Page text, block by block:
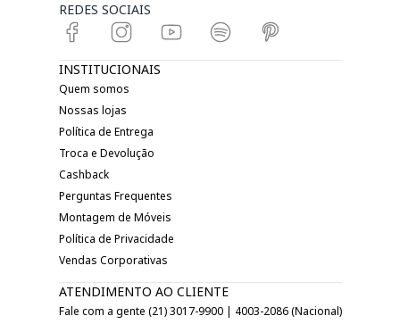
REDES SOCIAIS
INSTITUCIONAIS
Quem somos
Nossas lojas
Política de Entrega
Troca e Devolução
Cashback
Perguntas Frequentes
Montagem de Móveis
Política de Privacidade
Vendas Corporativas
ATENDIMENTO AO CLIENTE
Fale com a gente (21) 3017-9900 | 4003-2086 (Nacional)